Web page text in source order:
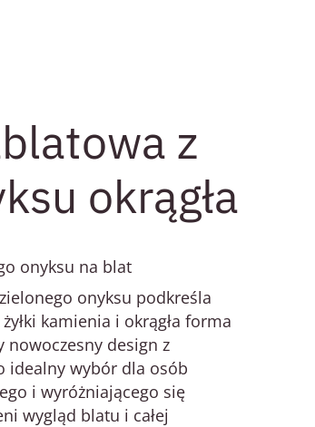
z
okrągła
onyksu na blat
onyksu podkreśla
kamienia i okrągła forma
nowoczesny design z
idealny wybór dla osób
i wyróżniającego się
wygląd blatu i całej